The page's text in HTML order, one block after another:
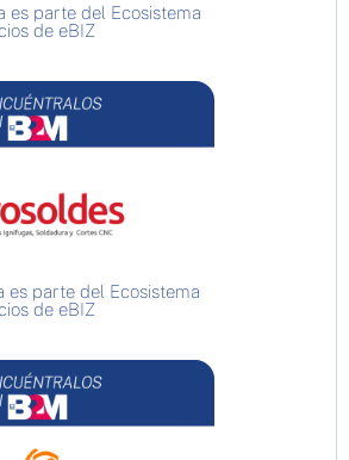
es parte del Ecosistema
de eBIZ
es parte del Ecosistema
de eBIZ